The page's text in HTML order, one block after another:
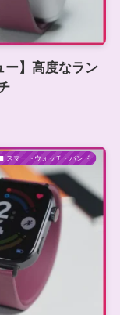
ー】高度なラン
スマートウォッチ・バンド